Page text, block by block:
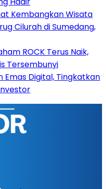
Kembangkan Wisata
Cilurah di Sumedang,
ROCK Terus Naik,
Tersembunyi
Emas Digital, Tingkatkan